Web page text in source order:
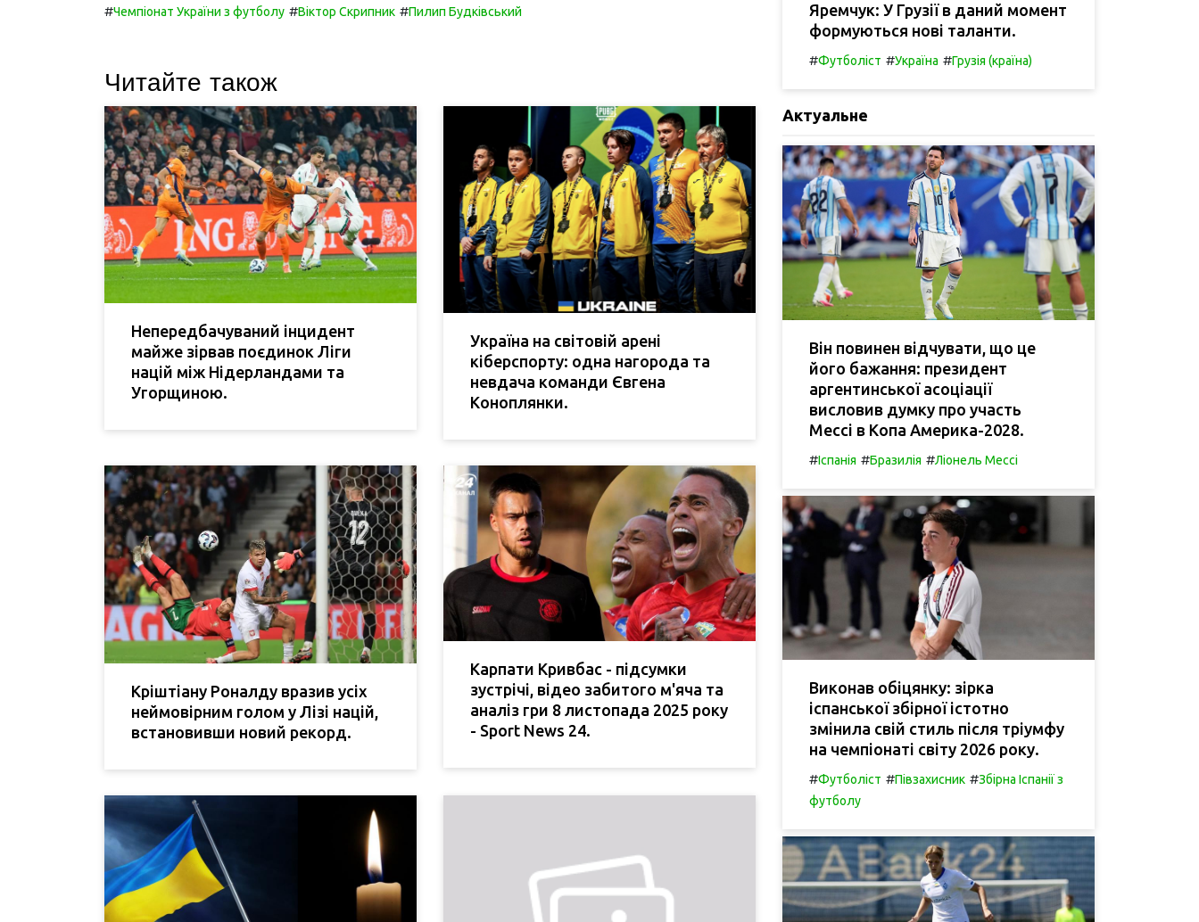
#Чемпіонат України з футболу #Віктор Скрипник #Пилип Будківський
Читайте також
Непередбачуваний інцидент
майже зірвав поєдинок Ліги
націй між Нідерландами та
Угорщиною.
Україна на світовій арені
кіберспорту: одна нагорода та
невдача команди Євгена
Коноплянки.
Кріштіану Роналду вразив усіх
неймовірним голом у Лізі націй,
встановивши новий рекорд.
Карпати Кривбас - підсумки
зустрічі, відео забитого м'яча та
аналіз гри 8 листопада 2025 року
- Sport News 24.
Яремчук: У Грузії в даний момент
формуються нові таланти.
#Футболіст #Україна #Грузія (країна)
Актуальне
Він повинен відчувати, що це
його бажання: президент
аргентинської асоціації
висловив думку про участь
Мессі в Копа Америка-2028.
#Іспанія #Бразилія #Ліонель Мессі
Виконав обіцянку: зірка
іспанської збірної істотно
змінила свій стиль після тріумфу
на чемпіонаті світу 2026 року.
#Футболіст #Півзахисник #Збірна Іспанії з
футболу